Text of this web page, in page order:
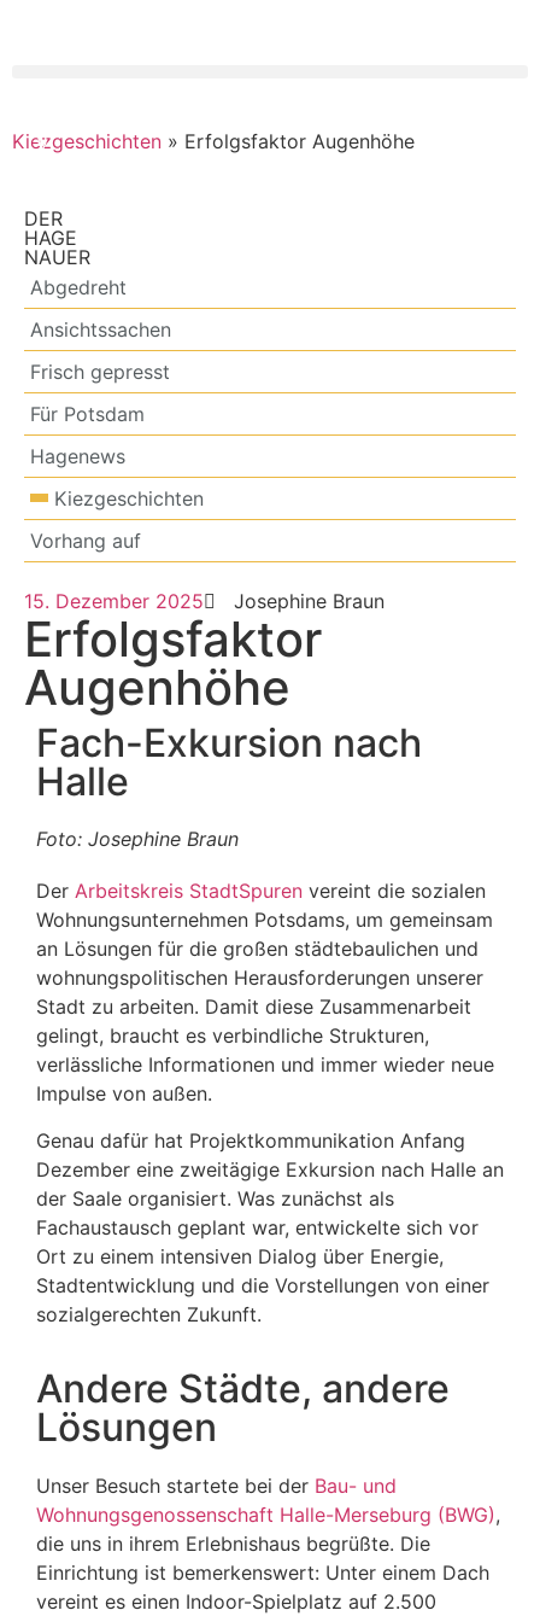
Kiezgeschichten » Erfolgsfaktor Augenhöhe
DER
HAGE
NAUER
Abgedreht
Ansichtssachen
Frisch gepresst
Für Potsdam
Hagenews
Kiezgeschichten
Vorhang auf
15. Dezember 2025 Josephine Braun
Erfolgsfaktor
Augenhöhe
Fach-Exkursion nach
Halle
Foto: Josephine Braun
Der Arbeitskreis StadtSpuren vereint die sozialen
Wohnungsunternehmen Potsdams, um gemeinsam
an Lösungen für die großen städtebaulichen und
wohnungspolitischen Herausforderungen unserer
Stadt zu arbeiten. Damit diese Zusammenarbeit
gelingt, braucht es verbindliche Strukturen,
verlässliche Informationen und immer wieder neue
Impulse von außen.
Genau dafür hat Projektkommunikation Anfang
Dezember eine zweitägige Exkursion nach Halle an
der Saale organisiert. Was zunächst als
Fachaustausch geplant war, entwickelte sich vor
Ort zu einem intensiven Dialog über Energie,
Stadtentwicklung und die Vorstellungen von einer
sozialgerechten Zukunft.
Andere Städte, andere
Lösungen
Unser Besuch startete bei der Bau- und
Wohnungsgenossenschaft Halle-Merseburg (BWG),
die uns in ihrem Erlebnishaus begrüßte. Die
Einrichtung ist bemerkenswert: Unter einem Dach
vereint es einen Indoor-Spielplatz auf 2.500